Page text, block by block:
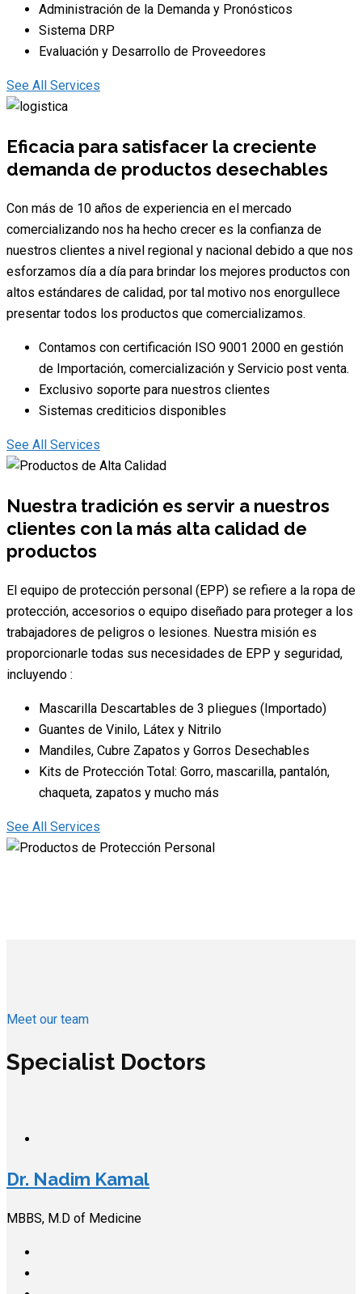
Administración de la Demanda y Pronósticos
Sistema DRP
Evaluación y Desarrollo de Proveedores
See All Services
Eficacia para satisfacer la creciente
demanda de productos desechables
Con más de 10 años de experiencia en el mercado
comercializando nos ha hecho crecer es la confianza de
nuestros clientes a nivel regional y nacional debido a que nos
esforzamos día a día para brindar los mejores productos con
altos estándares de calidad, por tal motivo nos enorgullece
presentar todos los productos que comercializamos.
Contamos con certificación ISO 9001 2000 en gestión
de Importación, comercialización y Servicio post venta.
Exclusivo soporte para nuestros clientes
Sistemas crediticios disponibles
See All Services
Nuestra tradición es servir a nuestros
clientes con la más alta calidad de
productos
El equipo de protección personal (EPP) se refiere a la ropa de
protección, accesorios o equipo diseñado para proteger a los
trabajadores de peligros o lesiones. Nuestra misión es
proporcionarle todas sus necesidades de EPP y seguridad,
incluyendo :
Mascarilla Descartables de 3 pliegues (Importado)
Guantes de Vinilo, Látex y Nitrilo
Mandiles, Cubre Zapatos y Gorros Desechables
Kits de Protección Total: Gorro, mascarilla, pantalón,
chaqueta, zapatos y mucho más
See All Services
Meet our team
Specialist Doctors
Dr. Nadim Kamal
MBBS, M.D of Medicine